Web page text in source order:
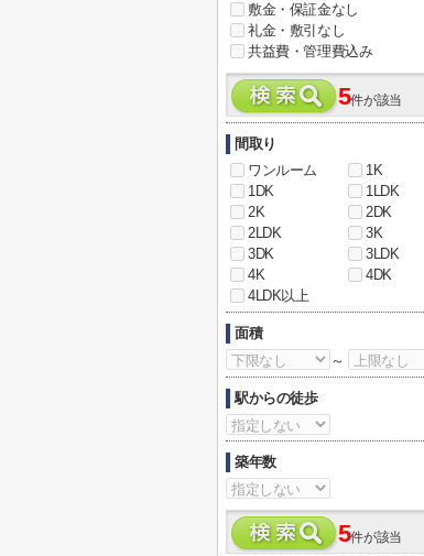
敷金・保証金なし
礼金・敷引なし
共益費・管理費込み
5件が該当
間取り
ワンルーム
1K
1DK
1LDK
2K
2DK
2LDK
3K
3DK
3LDK
4K
4DK
4LDK以上
面積
～
駅からの徒歩
築年数
5件が該当